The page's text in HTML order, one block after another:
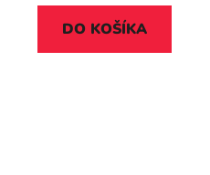
DO KOŠÍKA